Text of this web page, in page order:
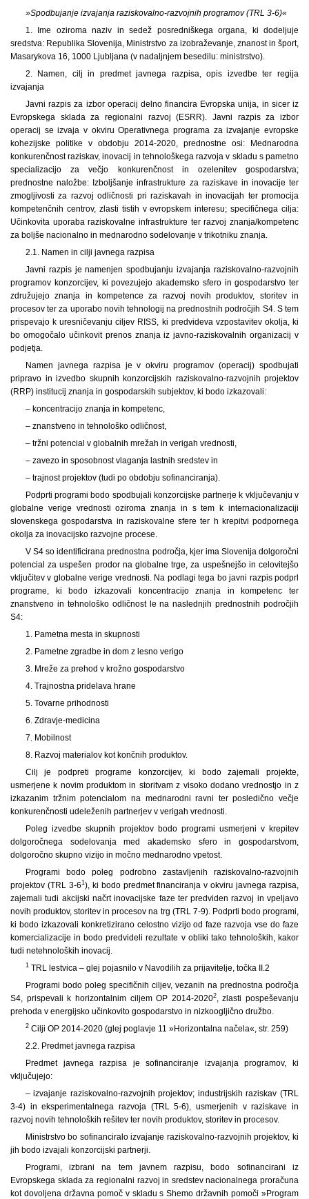
»Spodbujanje izvajanja raziskovalno-razvojnih programov (TRL 3-6)«
1. Ime oziroma naziv in sedež posredniškega organa, ki dodeljuje
sredstva: Republika Slovenija, Ministrstvo za izobraževanje, znanost in šport,
Masarykova 16, 1000 Ljubljana (v nadaljnjem besedilu: ministrstvo).
2. Namen, cilj in predmet javnega razpisa, opis izvedbe ter regija
izvajanja
Javni razpis za izbor operacij delno financira Evropska unija, in sicer iz
Evropskega sklada za regionalni razvoj (ESRR). Javni razpis za izbor
operacij se izvaja v okviru Operativnega programa za izvajanje evropske
kohezijske politike v obdobju 2014-2020, prednostne osi: Mednarodna
konkurenčnost raziskav, inovacij in tehnološkega razvoja v skladu s pametno
specializacijo za večjo konkurenčnost in ozelenitev gospodarstva;
prednostne naložbe: Izboljšanje infrastrukture za raziskave in inovacije ter
zmogljivosti za razvoj odličnosti pri raziskavah in inovacijah ter promocija
kompetenčnih centrov, zlasti tistih v evropskem interesu; specifičnega cilja:
Učinkovita uporaba raziskovalne infrastrukture ter razvoj znanja/kompetenc
za boljše nacionalno in mednarodno sodelovanje v trikotniku znanja.
2.1. Namen in cilji javnega razpisa
Javni razpis je namenjen spodbujanju izvajanja raziskovalno-razvojnih
programov konzorcijev, ki povezujejo akademsko sfero in gospodarstvo ter
združujejo znanja in kompetence za razvoj novih produktov, storitev in
procesov ter za uporabo novih tehnologij na prednostnih področjih S4. S tem
prispevajo k uresničevanju ciljev RISS, ki predvideva vzpostavitev okolja, ki
bo omogočalo učinkovit prenos znanja iz javno-raziskovalnih organizacij v
podjetja.
Namen javnega razpisa je v okviru programov (operacij) spodbujati
pripravo in izvedbo skupnih konzorcijskih raziskovalno-razvojnih projektov
(RRP) institucij znanja in gospodarskih subjektov, ki bodo izkazovali:
– koncentracijo znanja in kompetenc,
– znanstveno in tehnološko odličnost,
– tržni potencial v globalnih mrežah in verigah vrednosti,
– zavezo in sposobnost vlaganja lastnih sredstev in
– trajnost projektov (tudi po obdobju sofinanciranja).
Podprti programi bodo spodbujali konzorcijske partnerje k vključevanju v
globalne verige vrednosti oziroma znanja in s tem k internacionalizaciji
slovenskega gospodarstva in raziskovalne sfere ter h krepitvi podpornega
okolja za inovacijsko razvojne procese.
V S4 so identificirana prednostna področja, kjer ima Slovenija dolgoročni
potencial za uspešen prodor na globalne trge, za uspešnejšo in celovitejšo
vključitev v globalne verige vrednosti. Na podlagi tega bo javni razpis podprl
programe, ki bodo izkazovali koncentracijo znanja in kompetenc ter
znanstveno in tehnološko odličnost le na naslednjih prednostnih področjih
S4:
1. Pametna mesta in skupnosti
2. Pametne zgradbe in dom z lesno verigo
3. Mreže za prehod v krožno gospodarstvo
4. Trajnostna pridelava hrane
5. Tovarne prihodnosti
6. Zdravje-medicina
7. Mobilnost
8. Razvoj materialov kot končnih produktov.
Cilj je podpreti programe konzorcijev, ki bodo zajemali projekte,
usmerjene k novim produktom in storitvam z visoko dodano vrednostjo in z
izkazanim tržnim potencialom na mednarodni ravni ter posledično večje
konkurenčnosti udeleženih partnerjev v verigah vrednosti.
Poleg izvedbe skupnih projektov bodo programi usmerjeni v krepitev
dolgoročnega sodelovanja med akademsko sfero in gospodarstvom,
dolgoročno skupno vizijo in močno mednarodno vpetost.
Programi bodo poleg podrobno zastavljenih raziskovalno-razvojnih
projektov (TRL 3-61), ki bodo predmet financiranja v okviru javnega razpisa,
zajemali tudi akcijski načrt inovacijske faze ter predviden razvoj in vpeljavo
novih produktov, storitev in procesov na trg (TRL 7-9). Podprti bodo programi,
ki bodo izkazovali konkretizirano celostno vizijo od faze razvoja vse do faze
komercializacije in bodo predvideli rezultate v obliki tako tehnoloških, kakor
tudi netehnoloških inovacij.
1 TRL lestvica – glej pojasnilo v Navodilih za prijavitelje, točka II.2
Programi bodo poleg specifičnih ciljev, vezanih na prednostna področja
S4, prispevali k horizontalnim ciljem OP 2014-20202, zlasti pospeševanju
prehoda v energijsko učinkovito gospodarstvo in nizkoogljično družbo.
2Cilji OP 2014-2020 (glej poglavje 11 »Horizontalna načela«, str. 259)
2.2. Predmet javnega razpisa
Predmet javnega razpisa je sofinanciranje izvajanja programov, ki
vključujejo:
– izvajanje raziskovalno-razvojnih projektov; industrijskih raziskav (TRL
3-4) in eksperimentalnega razvoja (TRL 5-6), usmerjenih v raziskave in
razvoj novih tehnoloških rešitev ter novih produktov, storitev in procesov.
Ministrstvo bo sofinanciralo izvajanje raziskovalno-razvojnih projektov, ki
jih bodo izvajali konzorcijski partnerji.
Programi, izbrani na tem javnem razpisu, bodo sofinancirani iz
Evropskega sklada za regionalni razvoj in sredstev nacionalnega proračuna
kot dovoljena državna pomoč v skladu s Shemo državnih pomoči »Program